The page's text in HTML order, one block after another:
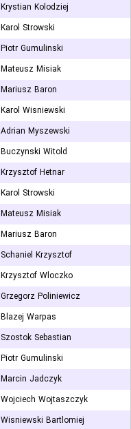
Krystian Kolodziej
Karol Strowski
Piotr Gumulinski
Mateusz Misiak
Mariusz Baron
Karol Wisniewski
Adrian Myszewski
Buczynski Witold
Krzysztof Hetnar
Karol Strowski
Mateusz Misiak
Mariusz Baron
Schaniel Krzysztof
Krzysztof Wloczko
Grzegorz Poliniewicz
Blazej Warpas
Szostok Sebastian
Piotr Gumulinski
Marcin Jadczyk
Wojciech Wojtaszczyk
Wisniewski Bartlomiej